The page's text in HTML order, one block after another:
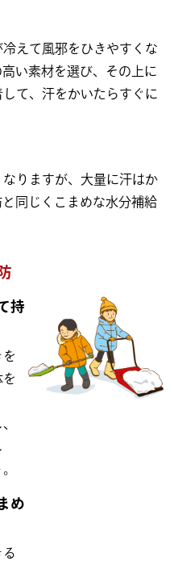
えて風邪をひきやすくな
い素材を選び、その上に
て、汗をかいたらすぐに
りますが、大量に汗はか
同じくこまめな水分補給
持
め